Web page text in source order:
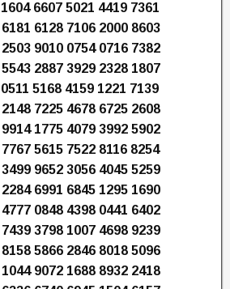
6607 5021 4419 7361
6128 7106 2000 8603
9010 0754 0716 7382
2887 3929 2328 1807
5168 4159 1221 7139
7225 4678 6725 2608
1775 4079 3992 5902
5615 7522 8116 8254
9652 3056 4045 5259
6991 6845 1295 1690
0848 4398 0441 6402
3798 1007 4698 9239
5866 2846 8018 5096
9072 1688 8932 2418